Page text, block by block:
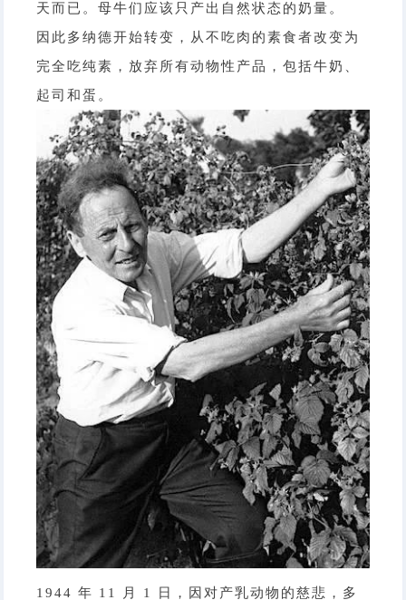
天而已。母牛们应该只产出自然状态的奶量。
因此多纳德开始转变，从不吃肉的素食者改变为
完全吃纯素，放弃所有动物性产品，包括牛奶、
起司和蛋。
1944 年 11 月 1 日，因对产乳动物的慈悲，多